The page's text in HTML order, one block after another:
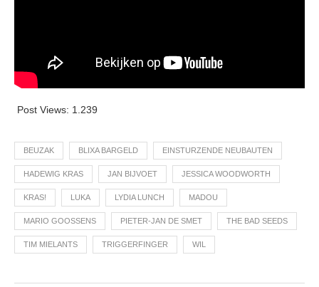
Post Views: 1.239
BEUZAK BLIXA BARGELD EINSTURZENDE NEUBAUTEN
HADEWIG KRAS JAN BIJVOET JESSICA WOODWORTH
KRAS! LUKA LYDIA LUNCH MADOU
MARIO GOOSSENS PIETER-JAN DE SMET THE BAD SEEDS
TIM MIELANTS TRIGGERFINGER WIL